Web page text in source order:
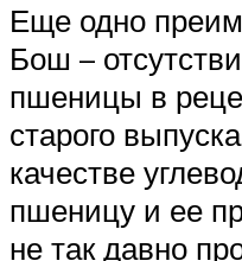
Еще одно
Бош –
пшеницы в
старого
качестве
пшеницу и ее
не так давно